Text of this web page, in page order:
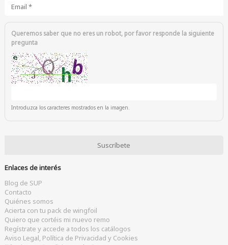
Queremos saber que no eres un robot, por favor responde la siguiente
pregunta
Introduzca los caracteres mostrados en la imagen.
Enlaces de interés
Blog de SUP
Contacto
Quiénes somos
Acierta con tu pack de wingfoil
Quiero que cortéis mi nuevo remo
Regístrate y accede a todos los catálogos
Aviso Legal, Política de Privacidad y Cookies